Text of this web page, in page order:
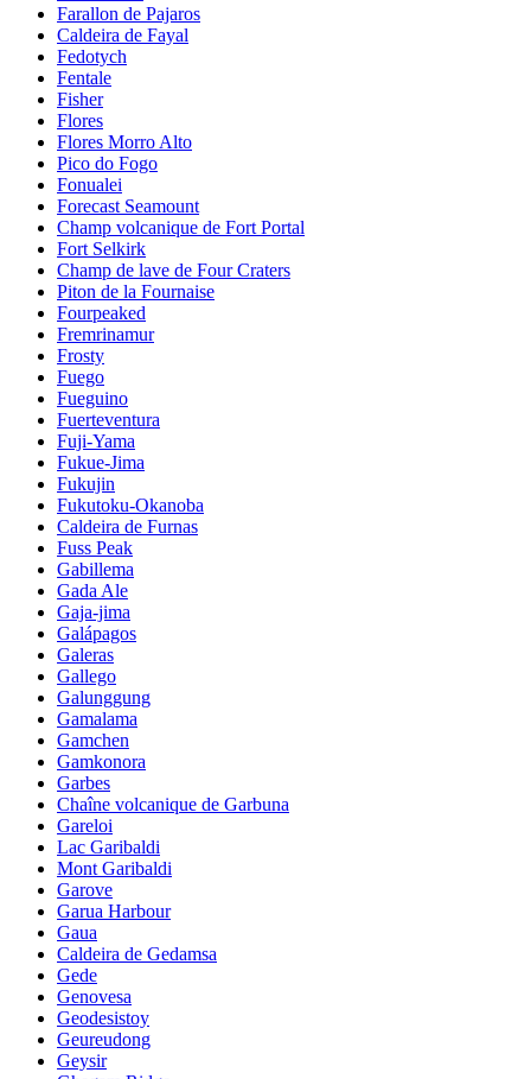
Farallon de Pajaros
Caldeira de Fayal
Fedotych
Fentale
Fisher
Flores
Flores Morro Alto
Pico do Fogo
Fonualei
Forecast Seamount
Champ volcanique de Fort Portal
Fort Selkirk
Champ de lave de Four Craters
Piton de la Fournaise
Fourpeaked
Fremrinamur
Frosty
Fuego
Fueguino
Fuerteventura
Fuji-Yama
Fukue-Jima
Fukujin
Fukutoku-Okanoba
Caldeira de Furnas
Fuss Peak
Gabillema
Gada Ale
Gaja-jima
Galápagos
Galeras
Gallego
Galunggung
Gamalama
Gamchen
Gamkonora
Garbes
Chaîne volcanique de Garbuna
Gareloi
Lac Garibaldi
Mont Garibaldi
Garove
Garua Harbour
Gaua
Caldeira de Gedamsa
Gede
Genovesa
Geodesistoy
Geureudong
Geysir